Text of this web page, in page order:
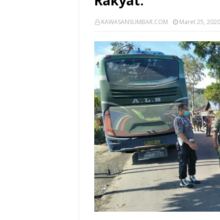
KAWASANSUMBAR.COM Maret 25, 2020